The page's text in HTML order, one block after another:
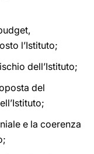
l’Istituto;
dell’Istituto;
del
e la coerenza